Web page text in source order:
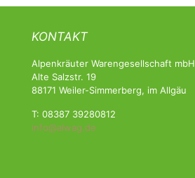
KONTAKT
Alpenkräuter Warengesellschaft mbH
Alte Salzstr. 19
88171 Weiler-Simmerberg, im Allgäu
T: 08387 39280812
info@alwag.de